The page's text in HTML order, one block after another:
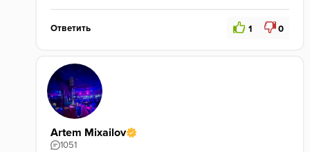
Ответить 1 0
Artem Mixailov
1051